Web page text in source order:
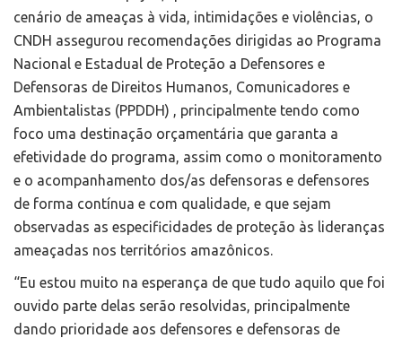
cenário de ameaças à vida, intimidações e violências, o
CNDH assegurou recomendações dirigidas ao Programa
Nacional e Estadual de Proteção a Defensores e
Defensoras de Direitos Humanos, Comunicadores e
Ambientalistas (PPDDH) , principalmente tendo como
foco uma destinação orçamentária que garanta a
efetividade do programa, assim como o monitoramento
e o acompanhamento dos/as defensoras e defensores
de forma contínua e com qualidade, e que sejam
observadas as especificidades de proteção às lideranças
ameaçadas nos territórios amazônicos.
“Eu estou muito na esperança de que tudo aquilo que foi
ouvido parte delas serão resolvidas, principalmente
dando prioridade aos defensores e defensoras de